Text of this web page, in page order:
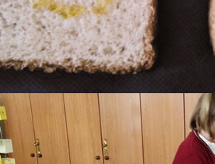
Proyectos